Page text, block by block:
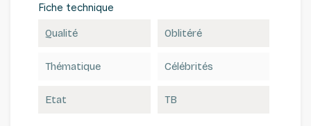
Fiche technique
Qualité Oblitéré
Thématique Célébrités
Etat TB